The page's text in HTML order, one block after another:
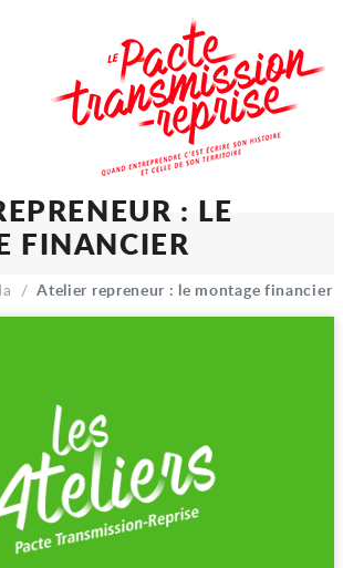
REPRENEUR : LE
FINANCIER
Atelier repreneur : le montage financier